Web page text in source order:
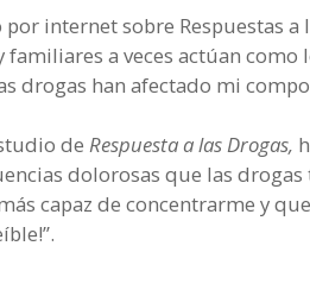
internet sobre Respuestas
a veces actúan como
drogas han afectado mi
deRespuesta a las Drogas,
dolorosas que las
capaz de concentrarme y